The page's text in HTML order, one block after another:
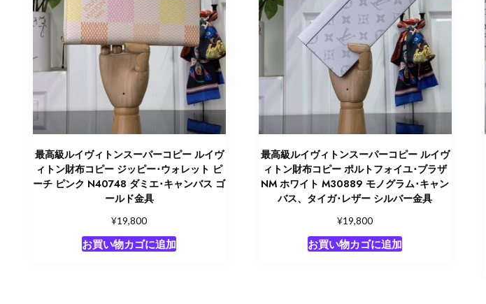
最高級ルイヴィトンスーパーコピー ルイヴ
ィトン財布コピー ジッピー･ウォレット ピ
ーチ ピンク N40748 ダミエ･キャンバス ゴ
ールド金具
¥19,800
お買い物カゴに追加
最高級ルイヴィトンスーパーコピー ルイヴ
ィトン財布コピー ポルトフォイユ･ブラザ
NM ホワイト M30889 モノグラム･キャン
バス、タイガ･レザー シルバー金具
¥19,800
お買い物カゴに追加